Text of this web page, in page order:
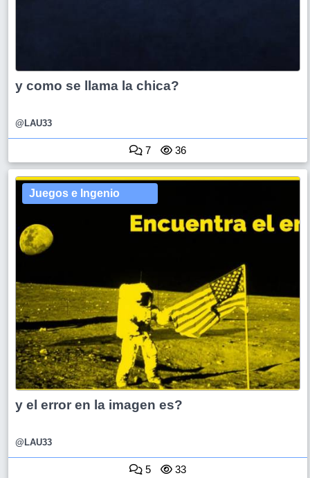
y como se llama la chica?
@LAU33
7 36
Juegos e Ingenio
y el error en la imagen es?
@LAU33
5 33